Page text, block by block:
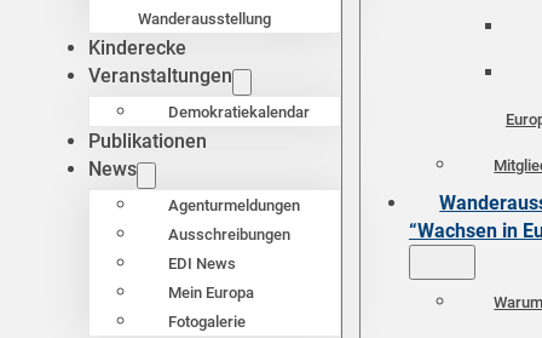
Wanderausstellung
Kinderecke
Veranstaltungen
Demokratiekalendar
Publikationen
News
Agenturmeldungen
Ausschreibungen
EDI News
Mein Europa
Fotogalerie
“Wachsen in